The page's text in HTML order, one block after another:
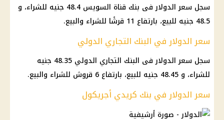
سجل سعر الدولار فى بنك قناة السويس 48.4 جنيه للشراء، و
48.5 جنيه للبيع، بارتفاع 11 قرشًا للشراء والبيع.
سعر الدولار في البنك التجاري الدولي
سجل سعر الدولار فى البنك التجاري الدولي 48.35 جنيه
للشراء، و 48.45 جنيه للبيع، بارتفاع 6 قروش للشراء والبيع.
سعر الدولار في بنك كريدي أجريكول